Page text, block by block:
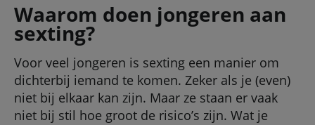
Waarom doen jongeren aan
sexting?
Voor veel jongeren is sexting een manier om
dichterbij iemand te komen. Zeker als je (even)
niet bij elkaar kan zijn. Maar ze staan er vaak
niet bij stil hoe groot de risico’s zijn. Wat je